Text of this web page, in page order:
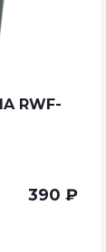
RWF-
390 ₽